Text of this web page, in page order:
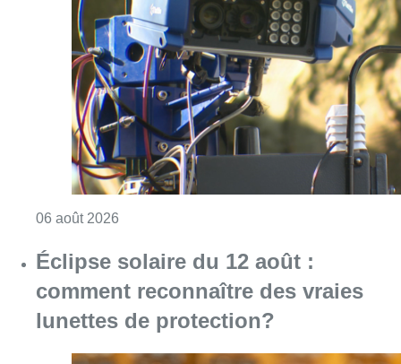
Éclipse solaire du 12 août :
comment reconnaître des vraies
lunettes de protection?